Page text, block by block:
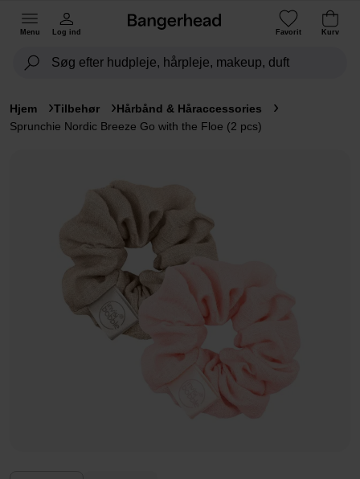
Menu Log ind Favorit Kurv
Hjem Tilbehør
Hårbånd & Håraccessories
Sprunchie Nordic Breeze Go with the Floe (2 pcs)